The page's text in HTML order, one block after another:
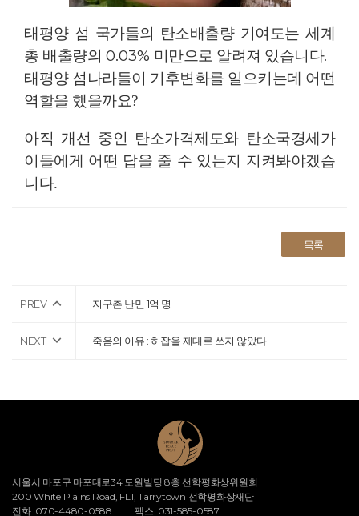
태평양 섬 국가들의 탄소배출량 기여도는 세계
총 배출량의 0.03% 미만으로 알려져 있습니다.
태평양 섬나라들이 기후변화를 일으키는데 어떤
역할을 했을까요?
아직 개선 중인 탄소가격제도와 탄소국경세가
이들에게 어떤 답을 줄 수 있는지 지켜봐야겠습
니다.
목록
PREV 지구촌 난민 1억 명
NEXT 죽음의 이유 : 히잡을 제대로 쓰지 않았다
서울시 마포구 마포대로34 도원빌딩 8층 선학평화상위원회
200 White Plains Road, FL1, Tarrytown 선학평화상재단
전화: 070-4480-0588
팩스: 031-585-0587